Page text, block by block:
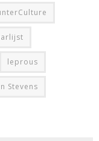
leprous
Stevens